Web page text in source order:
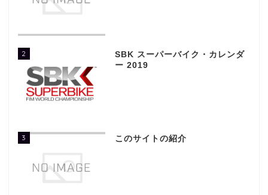
2
SBK スーパーバイク・カレンダ
ー 2019
3 このサイトの紹介